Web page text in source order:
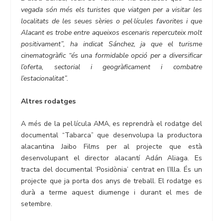
vegada són més els turistes que viatgen per a visitar les
localitats de les seues sèries o pel·lícules favorites i que
Alacant es trobe entre aqueixos escenaris repercuteix molt
positivament”, ha indicat Sánchez, ja que el turisme
cinematogràfic “és una formidable opció per a diversificar
l’oferta, sectorial i geogràficament i combatre
l’estacionalitat”.
Altres rodatges
A més de la pel·lícula AMA, es reprendrà el rodatge del
documental “Tabarca” que desenvolupa la productora
alacantina Jaibo Films per al projecte que està
desenvolupant el director alacantí Adán Aliaga. Es
tracta del documental ‘Posidònia’ centrat en l’Illa. És un
projecte que ja porta dos anys de treball. El rodatge es
durà a terme aquest diumenge i durant el mes de
setembre.